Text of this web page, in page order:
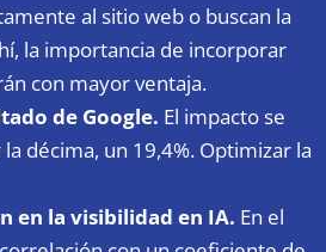
al sitio web o buscan la
la importancia de incorporar
con mayor ventaja.
de Google. El impacto se
décima, un 19,4%. Optimizar la
en la visibilidad en IA. En el